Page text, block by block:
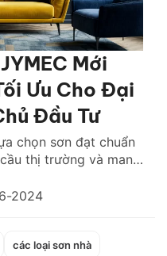
Mới
Ưu Cho Đại
Đầu Tư
chọn sơn đạt chuẩn
thị trường và mang
chủ đầu tư. Công
2024
các loại sơn nhà